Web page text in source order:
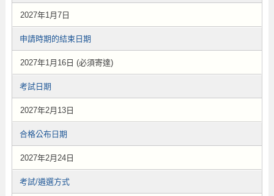
2027年1月7日
申請時期的結束日期
2027年1月16日 (必須寄達)
考試日期
2027年2月13日
合格公布日期
2027年2月24日
考試/遴選方式